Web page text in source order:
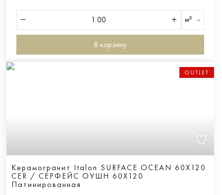
м²
В корзину
OUTLET
Керамогранит Italon SURFACE OCEAN 60X120
CER / СЕРФЕЙС ОУШН 60X120
Патинированная